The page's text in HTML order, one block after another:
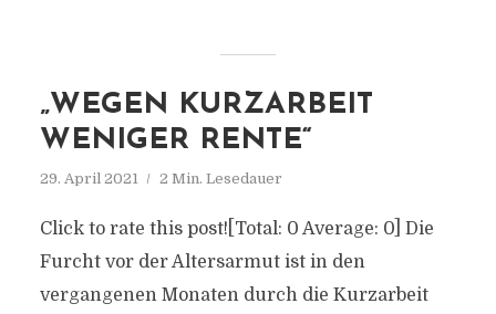
„WEGEN KURZARBEIT
WENIGER RENTE“
29. April 2021 2 Min. Lesedauer
Click to rate this post![Total: 0 Average: 0] Die
Furcht vor der Altersarmut ist in den
vergangenen Monaten durch die Kurzarbeit